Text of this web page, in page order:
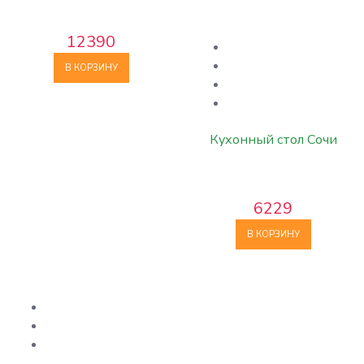
12390
В КОРЗИНУ
Кухонный стол Сочи
6229
В КОРЗИНУ